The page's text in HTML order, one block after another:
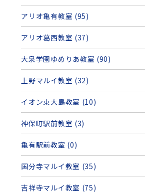
アリオ亀有教室 (95)
アリオ葛西教室 (37)
大泉学園ゆめりあ教室 (90)
上野マルイ教室 (32)
イオン東大島教室 (10)
神保町駅前教室 (3)
亀有駅前教室 (0)
国分寺マルイ教室 (35)
吉祥寺マルイ教室 (75)